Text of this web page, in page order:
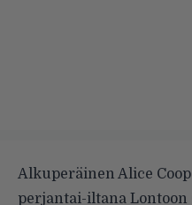
Alkuperäinen Alice
perjantai-iltana Lontoon